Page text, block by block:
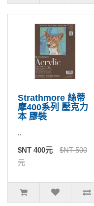
Strathmore 絲蒂
摩400系列 壓克力
本 膠裝
..
$NT 400元
$NT 500
元